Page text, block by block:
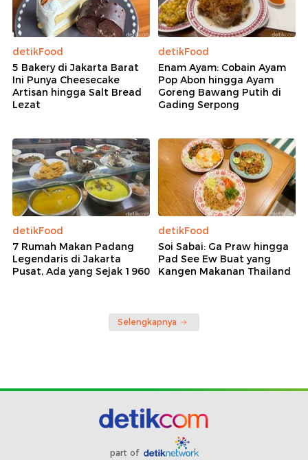
detikFood
5 Bakery di Jakarta Barat
Ini Punya Cheesecake
Artisan hingga Salt Bread
Lezat
detikFood
Enam Ayam: Cobain Ayam
Pop Abon hingga Ayam
Goreng Bawang Putih di
Gading Serpong
detikFood
7 Rumah Makan Padang
Legendaris di Jakarta
Pusat, Ada yang Sejak 1960
detikFood
Soi Sabai: Ga Praw hingga
Pad See Ew Buat yang
Kangen Makanan Thailand
Selengkapnya
part of